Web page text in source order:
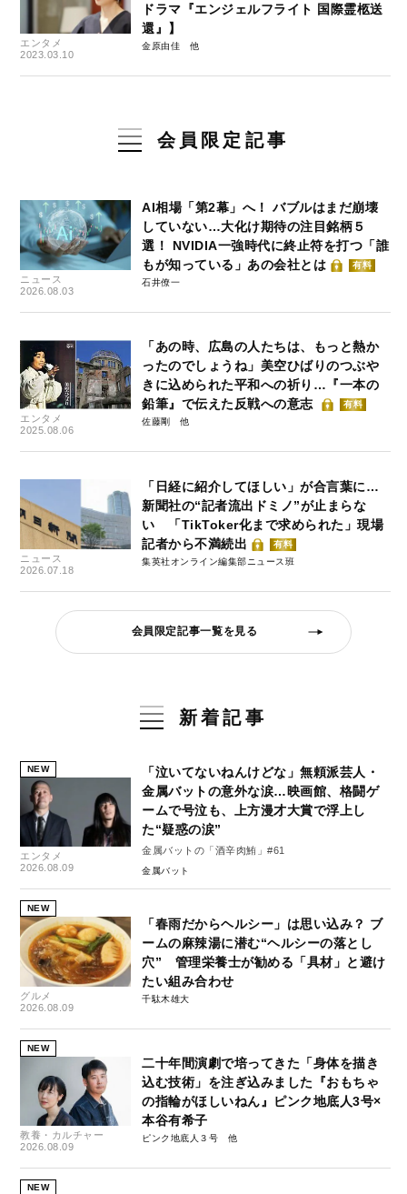
エンタメ
2023.03.10
ドラマ『エンジェルフライト 国際霊柩送
還』】
金原由佳
会員限定記事
ニュース
2026.08.03
AI相場「第2幕」へ！ バブルはまだ崩壊
していない…大化け期待の注目銘柄５
選！ NVIDIA一強時代に終止符を打つ「誰
もが知っている」あの会社とは
有料
石井僚一
エンタメ
2025.08.06
「あの時、広島の人たちは、もっと熱か
ったのでしょうね」美空ひばりのつぶや
きに込められた平和への祈り…『一本の
鉛筆』で伝えた反戦への意志
有料
佐藤剛
ニュース
2026.07.18
「日経に紹介してほしい」が合言葉に…
新聞社の“記者流出ドミノ”が止まらな
い 「TikToker化まで求められた」現場
記者から不満続出
有料
集英社オンライン編集部ニュース班
会員限定記事一覧を見る
新着記事
NEW
エンタメ
2026.08.09
「泣いてないねんけどな」無頼派芸人・
金属バットの意外な涙…映画館、格闘ゲ
ームで号泣も、上方漫才大賞で浮上し
た“疑惑の涙”
金属バットの「酒辛肉鮪」#61
金属バット
NEW
グルメ
2026.08.09
「春雨だからヘルシー」は思い込み？ ブ
ームの麻辣湯に潜む“ヘルシーの落とし
穴” 管理栄養士が勧める「具材」と避け
たい組み合わせ
千駄木雄大
NEW
教養・カルチャー
2026.08.09
二十年間演劇で培ってきた「身体を描き
込む技術」を注ぎ込みました『おもちゃ
の指輪がほしいねん』ピンク地底人3号×
本谷有希子
ピンク地底人３号
NEW